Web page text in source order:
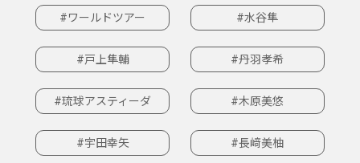
#ワールドツアー #水谷隼
#戸上隼輔 #丹羽孝希
#琉球アスティーダ #木原美悠
#宇田幸矢 #長﨑美柚